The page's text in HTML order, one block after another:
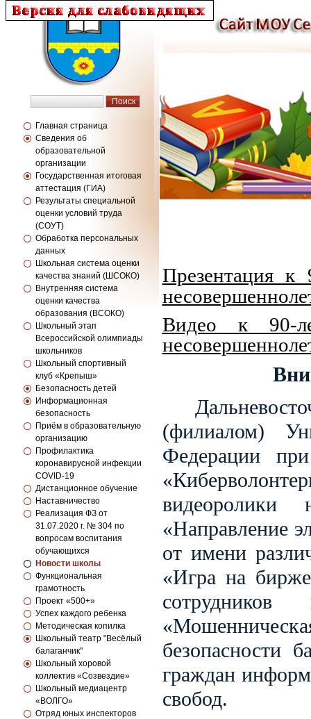
Главная страница
Сведения об
образовательной
организации
Государственная итоговая
аттестация (ГИА)
Результаты специальной
оценки условий труда
(СОУТ)
Обработка персональных
данных
Школьная система оценки
качества знаний (ШСОКО)
Внутренняя система
оценки качества
образования (ВСОКО)
Школьный этап
Всероссийской олимпиады
школьников
Школьный спортивный
клуб «Крепыш»
Безопасность детей
Информационная
безопасность
Приём в образовательную
организацию
Профилактика
коронавирусной инфекции
COVID-19
Дистанционное обучение
Наставничество
Реализация ФЗ от
31.07.2020 г. № 304 по
вопросам воспитания
обучающихся
Новости школы
Функциональная
грамотность
Проект «500+»
Успех каждого ребенка
Методическая копилка
Школьный театр "Весёлый
балаганчик"
Школьный хоровой
коллектив «Созвездие»
Школьный медиацентр
«ВОЛГО»
Отряд юных инспекторов
Презентация
Видео к 90-
(филиалом)
Федерации при
«Направление
от имени
«Игра на
сотрудников
безопасности
граждан
свобод.